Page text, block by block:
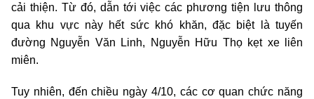
cải thiện. Từ đó, dẫn tới việc các phương tiện lưu thông
qua khu vực này hết sức khó khăn, đặc biệt là tuyến
đường Nguyễn Văn Linh, Nguyễn Hữu Thọ kẹt xe liên
miên.
Tuy nhiên, đến chiều ngày 4/10, các cơ quan chức năng